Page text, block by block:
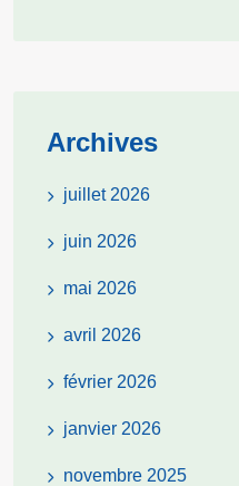
Archives
juillet 2026
juin 2026
mai 2026
avril 2026
février 2026
janvier 2026
novembre 2025